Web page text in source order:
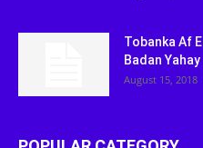
Tobanka Af
Badan
August 15, 2018